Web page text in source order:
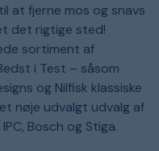
at fjerne mos og snavs
det rigtige sted!
sortiment af
i Test – såsom
og Nilfisk klassiske
nøje udvalgt udvalg af
Bosch og Stiga.